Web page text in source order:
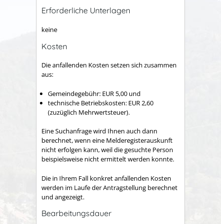
Erforderliche Unterlagen
keine
Kosten
Die anfallenden Kosten setzen sich zusammen
aus:
Gemeindegebühr: EUR 5,00 und
technische Betriebskosten: EUR 2,60
(zuzüglich Mehrwertsteuer).
Eine Suchanfrage wird Ihnen auch dann
berechnet, wenn eine Melderegisterauskunft
nicht erfolgen kann, weil die gesuchte Person
beispielsweise nicht ermittelt werden konnte.
Die in Ihrem Fall konkret anfallenden Kosten
werden im Laufe der Antragstellung berechnet
und angezeigt.
Bearbeitungsdauer